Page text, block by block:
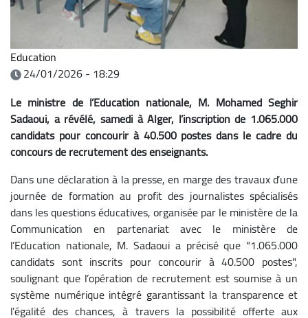
Education
24/01/2026 - 18:29
Le ministre de l’Education nationale, M. Mohamed Seghir
Sadaoui, a révélé, samedi à Alger, l’inscription de 1.065.000
candidats pour concourir à 40.500 postes dans le cadre du
concours de recrutement des enseignants.
Dans une déclaration à la presse, en marge des travaux d’une
journée de formation au profit des journalistes spécialisés
dans les questions éducatives, organisée par le ministère de la
Communication en partenariat avec le ministère de
l’Education nationale, M. Sadaoui a précisé que "1.065.000
candidats sont inscrits pour concourir à 40.500 postes",
soulignant que l’opération de recrutement est soumise à un
système numérique intégré garantissant la transparence et
l’égalité des chances, à travers la possibilité offerte aux